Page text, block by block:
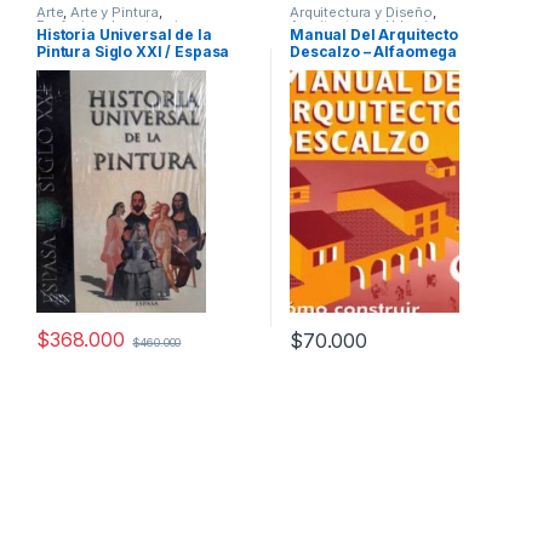
Arte,Arte y Pintura,
Profesionales y tecnicos
Historia Universal de la
Pintura Siglo XXI / Espasa
$368.000 $460.000
Arquitectura y Diseño,
Arquitectura y Urbanismo
Diseño,Profesionales y
tecnicos
Manual Del Arquitecto
Descalzo – Alfaomega
$70.000